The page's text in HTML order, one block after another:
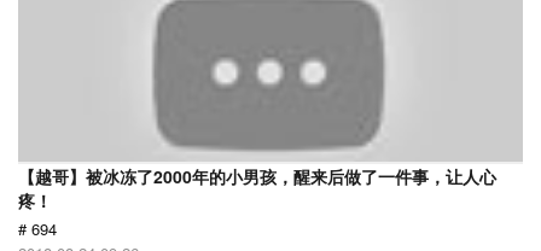
【越哥】被冰冻了2000年的小男孩，醒来后做了一件事，让人心
疼！
# 694